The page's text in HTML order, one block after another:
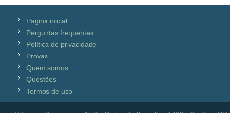
Página inicial
Perguntas frequentes
Política de privacidade
Provas
Quem somos
Questões
Termos de uso